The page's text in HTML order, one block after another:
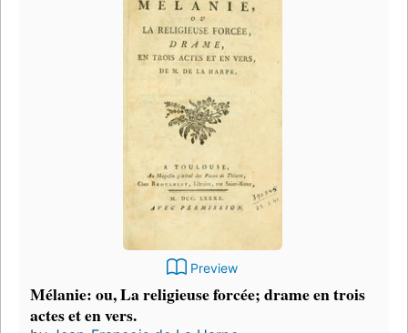
Preview
Mélanie: ou, La religieuse forcée; drame en trois
actes et en vers.